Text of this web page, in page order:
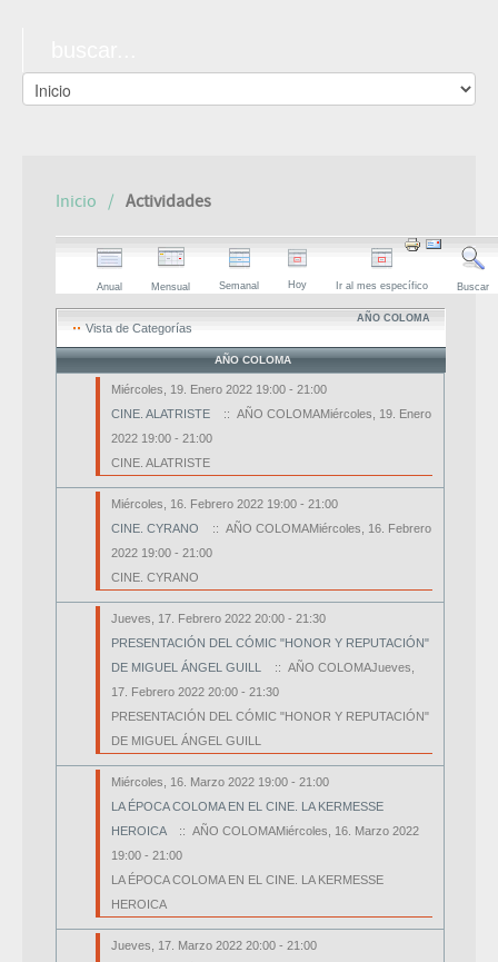
Inicio Actividades
Anual Mensual Semanal Hoy Ir al mes específico Buscar
Vista de Categorías
AÑO COLOMA
AÑO COLOMA
Miércoles, 19. Enero 2022 19:00 - 21:00
CINE. ALATRISTE
:: AÑO COLOMAMiércoles, 19. Enero
2022 19:00 - 21:00
CINE. ALATRISTE
Miércoles, 16. Febrero 2022 19:00 - 21:00
CINE. CYRANO
:: AÑO COLOMAMiércoles, 16. Febrero
2022 19:00 - 21:00
CINE. CYRANO
Jueves, 17. Febrero 2022 20:00 - 21:30
PRESENTACIÓN DEL CÓMIC "HONOR Y REPUTACIÓN"
DE MIGUEL ÁNGEL GUILL
:: AÑO COLOMAJueves,
17. Febrero 2022 20:00 - 21:30
PRESENTACIÓN DEL CÓMIC "HONOR Y REPUTACIÓN"
DE MIGUEL ÁNGEL GUILL
Miércoles, 16. Marzo 2022 19:00 - 21:00
LA ÉPOCA COLOMA EN EL CINE. LA KERMESSE
HEROICA
:: AÑO COLOMAMiércoles, 16. Marzo 2022
19:00 - 21:00
LA ÉPOCA COLOMA EN EL CINE. LA KERMESSE
HEROICA
Jueves, 17. Marzo 2022 20:00 - 21:00